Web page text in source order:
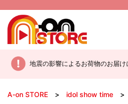
地震の影響によるお荷物のお届
A-on STORE idol show time